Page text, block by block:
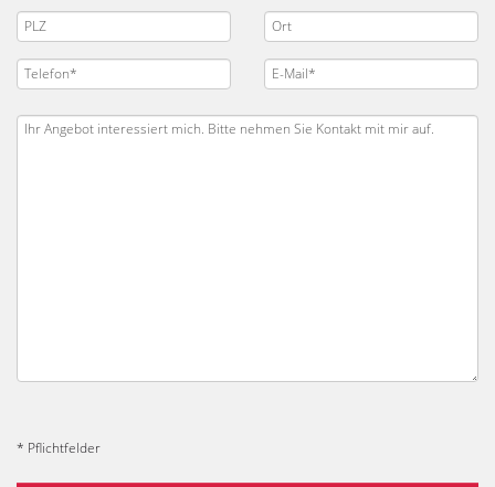
* Pflichtfelder